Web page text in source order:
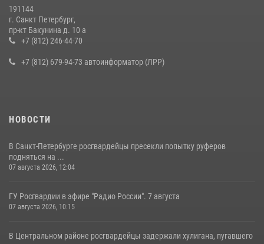
В Ленобласти сотрудники Росгвардии провели встречу с
воспитанниками детского клуба «Умные каникулы»
191144
г. Санкт Петербург,
пр-кт Бакунина д. 10 а
+7 (812) 246-44-70
+7 (812) 679-94-73 автоинформатор (ЛРР)
НОВОСТИ
В Санкт-Петербурге росгвардейцы пресекли попытку руферов
подняться на ...
07 августа 2026, 12:04
ГУ Росгвардии в эфире "Радио России". 7 августа
07 августа 2026, 10:15
В Центральном районе росгвардейцы задержали хулигана, пугавшего